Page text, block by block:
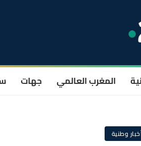
المغرب العالمي جهات
وطنية